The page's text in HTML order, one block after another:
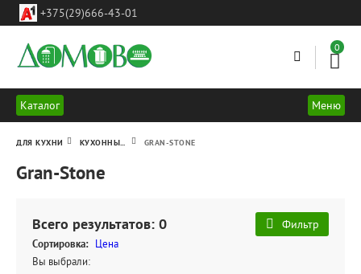
Украинки
г.Минск
+375(29)666-43-01
0
Каталог Меню
Gran-Stone
ДЛЯ КУХНИ GRAN-STONE
Всего результатов: 0 Фильтр
Сортировка: Цена
Вы выбрали: